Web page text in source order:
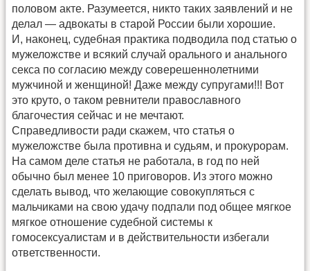
половом акте. Разумеется, никто таких заявлений и не
делал — адвокаты в старой России были хорошие.
И, наконец, судебная практика подводила под статью о
мужеложстве и всякий случай орального и анального
секса по согласию между соверешеннолетними
мужчиной и женщиной! Даже между супругами!!! Вот
это круто, о таком ревнители православного
благочестия сейчас и не мечтают.
Справедливости ради скажем, что статья о
мужеложстве была противна и судьям, и прокурорам.
На самом деле статья не работала, в год по ней
обычно был менее 10 приговоров. Из этого можно
сделать вывод, что желающие совокупляться с
мальчиками на свою удачу подпали под общее мягкое
мягкое отношение судебной системы к
гомосексуалистам и в действительности избегали
ответственности.